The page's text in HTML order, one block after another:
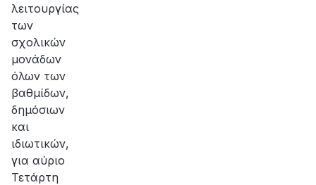
λειτουργίας
των
σχολικών
μονάδων
όλων των
βαθμίδων,
δημόσιων
και
ιδιωτικών,
για αύριο
Τετάρτη